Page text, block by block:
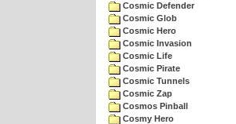
Cosmic Defender
Cosmic Glob
Cosmic Hero
Cosmic Invasion
Cosmic Life
Cosmic Pirate
Cosmic Tunnels
Cosmic Zap
Cosmos Pinball
Cosmy Hero